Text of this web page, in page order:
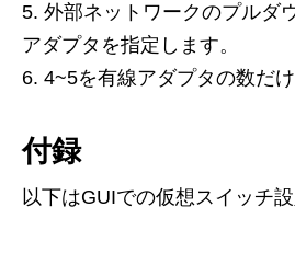
外部ネットワークのプルダ
アダプタを指定します。
4~5を有線アダプタの数だけ
付録
以下はGUIでの仮想スイッチ設